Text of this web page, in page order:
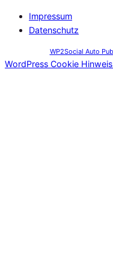
Impressum
Datenschutz
WP2Social Auto
WordPress Cookie